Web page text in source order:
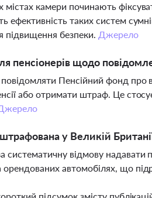
містах камери починають
ефективність таких систем
підвищення безпеки. Джерело
пенсіонерів щодо
Пенсійний фонд
або отримати штраф. Це
у Великій
систематичну відмову надавати
автомобілях, що